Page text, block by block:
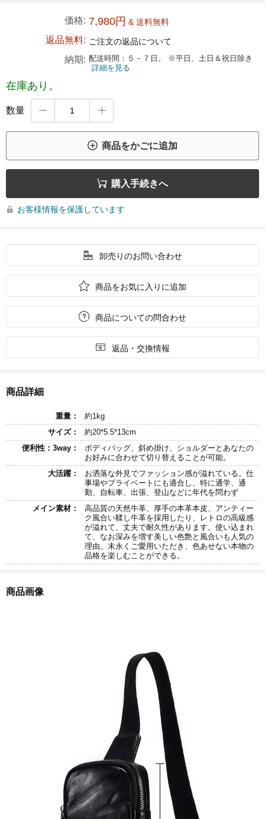
価格: 7,980円 & 送料無料
返品無料: ご注文の返品について
納期: 配送時間：５－７日。 ※平日、土日＆祝日除き
詳細を見る
在庫あり。
数量  
 商品をかごに追加
 購入手続きへ
 お客様情報を保護しています
 卸売りのお問い合わせ
 商品をお気に入りに追加
 商品についての問合わせ
 返品・交換情報
商品詳細
重量：
約1kg
サイズ：
約20*5.5*13cm
便利性：3way：
ボディバッグ、斜め掛け、ショルダーとあなたの
お好みに合わせて切り替えることが可能。
大活躍：
お洒落な外見でファッション感が溢れている。仕
事場やプライベートにも適合し、特に通学、通
勤、自転車、出張、登山などに年代を問わず
メイン素材：
高品質の天然牛革、厚手の本革本皮、アンティー
ク風合い鞣し牛革を採用したり、レトロの高級感
が溢れて、丈夫で耐久性があります。使い込まれ
て、なお深みを増す美しい色艶と風合いも人気の
理由。末永くご愛用いただき、色あせない本物の
品格を楽しむことができる。
商品画像